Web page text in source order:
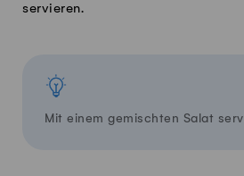
servieren.
Mit einem gemischten Salat